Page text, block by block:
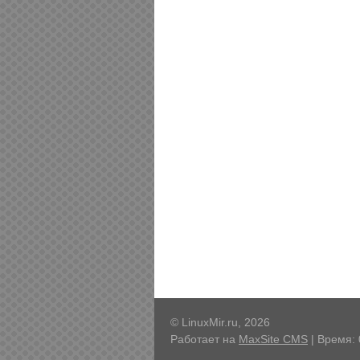
© LinuxMir.ru, 2026
Работает на MaxSite CMS | Время: